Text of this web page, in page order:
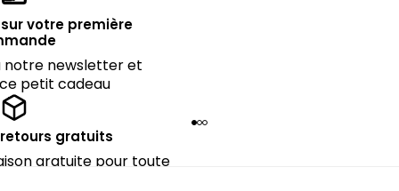
votre première
notre newsletter et
petit cadeau
gratuits
gratuite pour toute